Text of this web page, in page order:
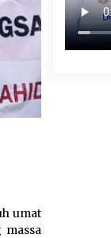
umat
massa